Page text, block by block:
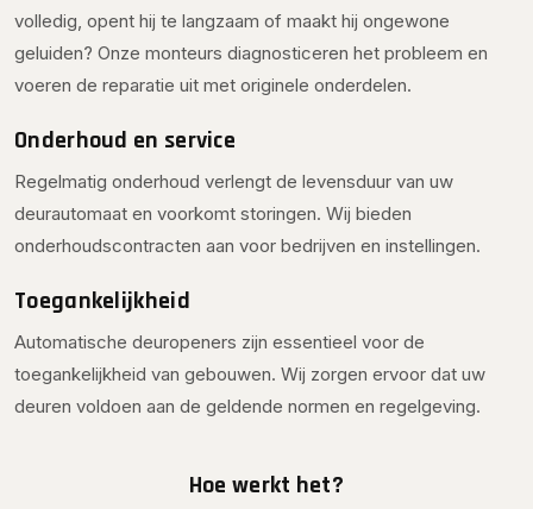
volledig, opent hij te langzaam of maakt hij ongewone
geluiden? Onze monteurs diagnosticeren het probleem en
voeren de reparatie uit met originele onderdelen.
Onderhoud en service
Regelmatig onderhoud verlengt de levensduur van uw
deurautomaat en voorkomt storingen. Wij bieden
onderhoudscontracten aan voor bedrijven en instellingen.
Toegankelijkheid
Automatische deuropeners zijn essentieel voor de
toegankelijkheid van gebouwen. Wij zorgen ervoor dat uw
deuren voldoen aan de geldende normen en regelgeving.
Hoe werkt het?